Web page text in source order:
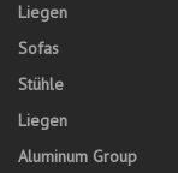
Liegen
Sofas
Stühle
Liegen
Aluminum Group